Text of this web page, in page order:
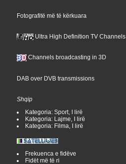
Fotografitë më të kërkuara
Ultra High Definition TV Channels
Channels broadcasting in 3D
DAB over DVB transmissions
Shqip
Kategoria: Sport, I lirë
Kategoria: Lajme, I lirë
Kategoria: Filma, I lirë
Frekuenca e fidëve
Fidët më të ri